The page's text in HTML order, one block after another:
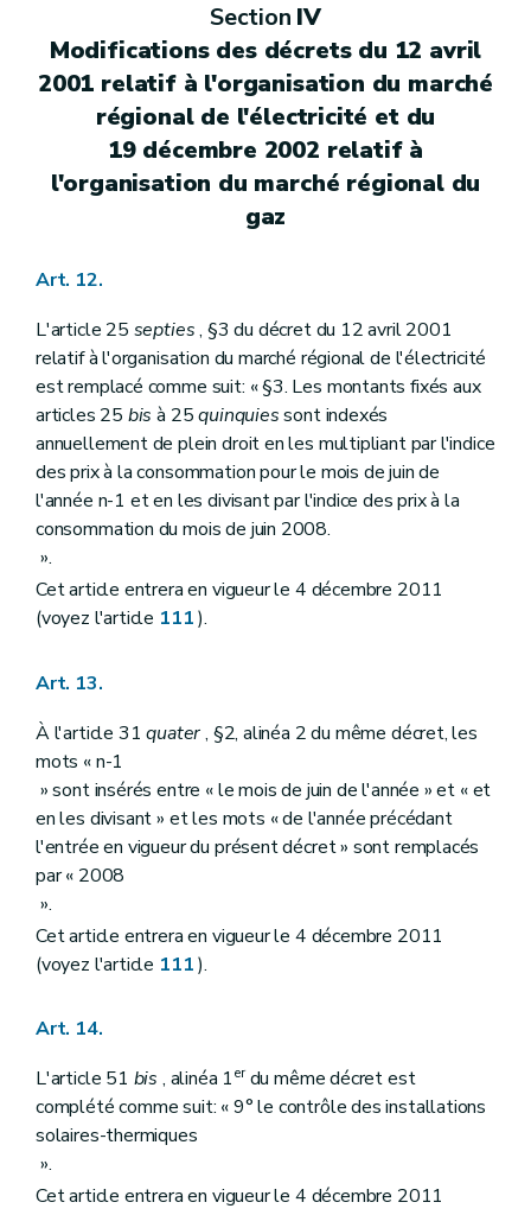
Section IV
Modifications des décrets du 12 avril
2001 relatif à l'organisation du marché
régional de l'électricité et du
19 décembre 2002 relatif à
l'organisation du marché régional du
gaz
Art. 12.
L'article 25 septies, §3 du décret du 12 avril 2001
relatif à l'organisation du marché régional de l'électricité
est remplacé comme suit: « §3. Les montants fixés aux
articles 25 bis à 25quinquiessont indexés
annuellement de plein droit en les multipliant par l'indice
des prix à la consommation pour le mois de juin de
l'année n-1 et en les divisant par l'indice des prix à la
consommation du mois de juin 2008.
».
Cet article entrera en vigueur le 4 décembre 2011
(voyez l'article 111).
Art. 13.
À l'article 31quater, §2, alinéa 2 du même décret, les
mots « n-1
» sont insérés entre « le mois de juin de l'année » et « et
en les divisant » et les mots « de l'année précédant
l'entrée en vigueur du présent décret » sont remplacés
par « 2008
».
Cet article entrera en vigueur le 4 décembre 2011
(voyez l'article 111).
Art. 14.
L'article 51 bis , alinéa 1erdu même décret est
complété comme suit: « 9° le contrôle des installations
solaires-thermiques
».
Cet article entrera en vigueur le 4 décembre 2011